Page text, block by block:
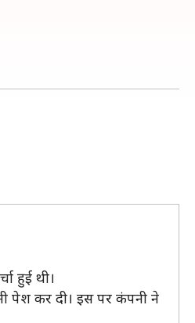
हुई थी।
पेश कर दी। इस पर कंपनी ने